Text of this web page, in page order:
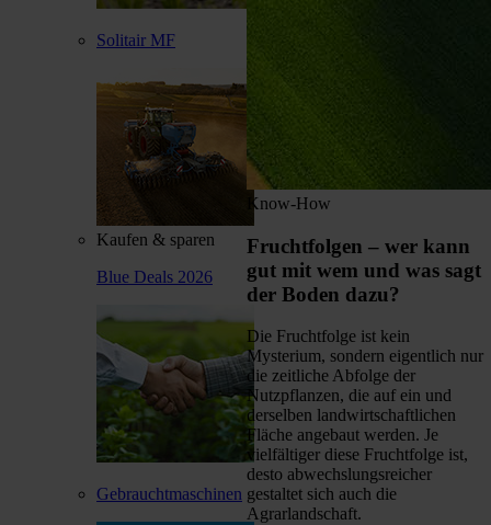
Solitair MF
Kaufen & sparen
Blue Deals 2026
Gebrauchtmaschinen
Know-How
Fruchtfolgen – wer kann
gut mit wem und was sagt
der Boden dazu?
Die Fruchtfolge ist kein
Mysterium, sondern eigentlich nur
die zeitliche Abfolge der
Nutzpflanzen, die auf ein und
derselben landwirtschaftlichen
Fläche angebaut werden. Je
vielfältiger diese Fruchtfolge ist,
desto abwechslungsreicher
gestaltet sich auch die
Agrarlandschaft.